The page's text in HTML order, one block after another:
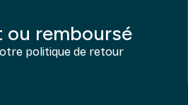
remboursé
politique de retour